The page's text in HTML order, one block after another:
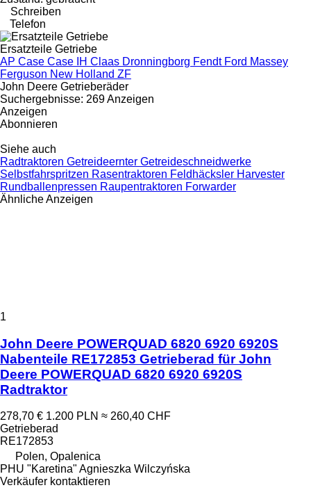
Schreiben
Telefon
Ersatzteile Getriebe
AP Case Case IH Claas Dronningborg Fendt Ford Massey
Ferguson New Holland ZF
John Deere Getrieberäder
Suchergebnisse: 269 Anzeigen
Anzeigen
Abonnieren
Siehe auch
Radtraktoren Getreideernter Getreideschneidwerke
Selbstfahrspritzen Rasentraktoren Feldhäcksler Harvester
Rundballenpressen Raupentraktoren Forwarder
Ähnliche Anzeigen
1
John Deere POWERQUAD 6820 6920 6920S
Nabenteile RE172853 Getrieberad für John
Deere POWERQUAD 6820 6920 6920S
Radtraktor
278,70 € 1.200 PLN ≈ 260,40 CHF
Getrieberad
RE172853
Polen, Opalenica
PHU "Karetina" Agnieszka Wilczyńska
Verkäufer kontaktieren